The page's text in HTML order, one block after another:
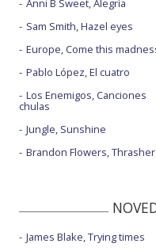
Anni B Sweet, Alegría
Sam Smith, Hazel eyes
Europe, Come this
Pablo López, El cuatro
Los Enemigos, Canciones
chulas
Jungle, Sunshine
Brandon Flowers, Thrasher
James Blake, Trying times